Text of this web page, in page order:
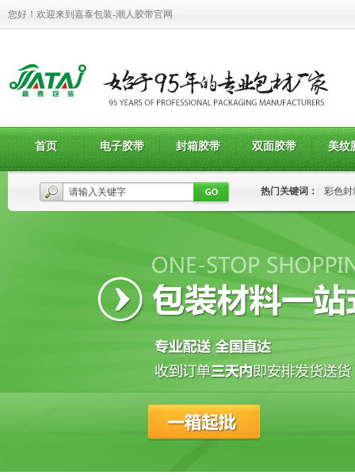
您好！欢迎来到嘉泰包装-潮人胶带官网
首页 电子胶带 封箱胶带 双面胶带 美纹
热门关键词： 彩色封